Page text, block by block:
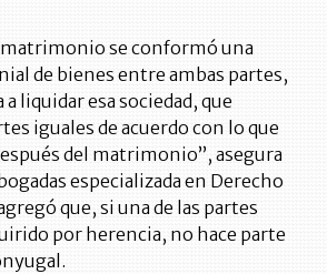
matrimonio se conformó una
de bienes entre ambas partes,
liquidar esa sociedad, que
iguales de acuerdo con lo que
del matrimonio”, asegura
especializada en Derecho
que, si una de las partes
por herencia, no hace parte